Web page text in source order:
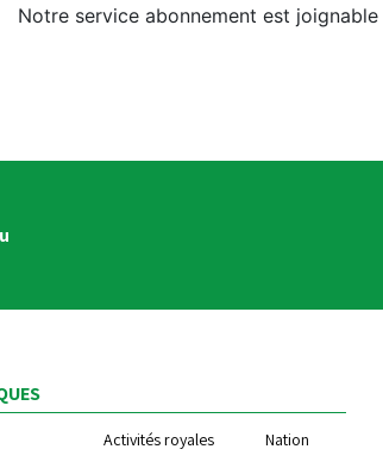
Notre service abonnement est
Activités royales
Nation